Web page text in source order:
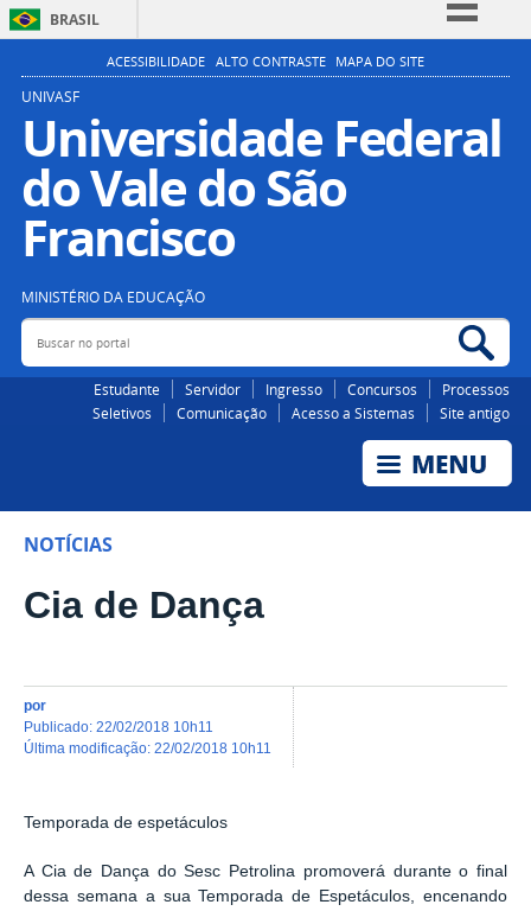
BRASIL
Simplifique!
Participe
Acesso à informação
Legislação
ACESSIBILIDADE ALTO CONTRASTE MAPA DO SITE
UNIVASF
Universidade Federal
do Vale do São
Francisco
MINISTÉRIO DA EDUCAÇÃO
Buscar no portal
Estudante Servidor Ingresso Concursos
Processos
Seletivos
Comunicação Acesso a Sistemas Site antigo
NOTÍCIAS
Cia de Dança
por
publicado: 22/02/2018 10h11
última modificação: 22/02/2018 10h11
Temporada de espetáculos
A Cia de Dança do Sesc Petrolina promoverá durante o final
dessa semana a sua Temporada de Espetáculos, encenando